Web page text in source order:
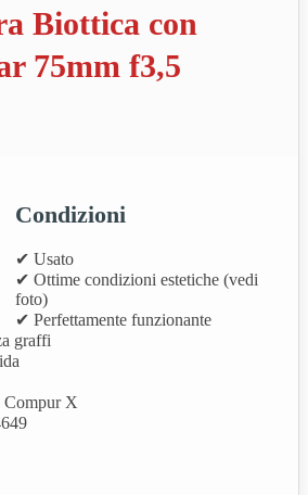
Biottica con
75mm f3,5
Condizioni
✔ Usato
✔ Ottime condizioni estetiche (vedi
foto)
✔ Perfettamente funzionante
graffi
Compur X